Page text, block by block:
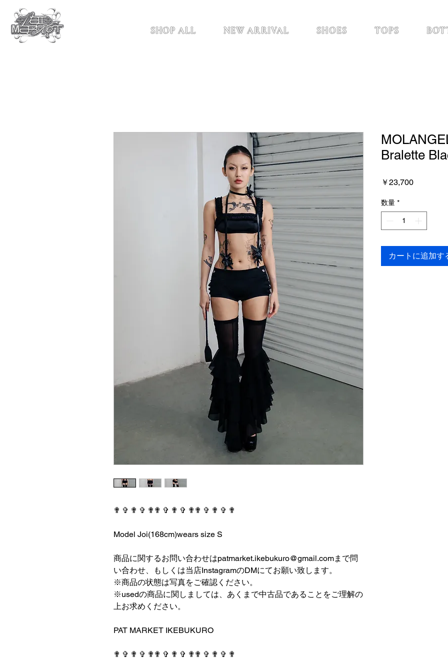
SHOP ALL NEW ARRIVAL SHOES TOPS
✟ ✞ ✟ ✞ ✟✟ ✞ ✟ ✞ ✟✟ ✞ ✟ ✞ ✟
Model Joi(168cm)wears size S
商品に関するお問い合わせはpatmarket.ikebukuro@gmail.comまで問
い合わせ、もしくは当店InstagramのDMにてお願い致します。
※商品の状態は写真をご確認ください。
※usedの商品に関しましては、あくまで中古品であることをご理解の
上お求めください。
PAT MARKET IKEBUKURO
✟ ✞ ✟ ✞ ✟✟ ✞ ✟ ✞ ✟✟ ✞ ✟ ✞ ✟
Bralette
￥23,700価
数量 *
カートに追加す